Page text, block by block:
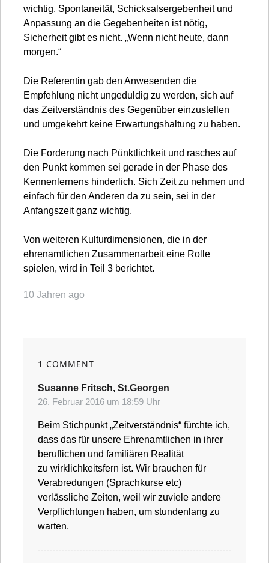
wichtig. Spontaneität, Schicksalsergebenheit und
Anpassung an die Gegebenheiten ist nötig,
Sicherheit gibt es nicht. „Wenn nicht heute, dann
morgen.“
Die Referentin gab den Anwesenden die
Empfehlung nicht ungeduldig zu werden, sich auf
das Zeitverständnis des Gegenüber einzustellen
und umgekehrt keine Erwartungshaltung zu haben.
Die Forderung nach Pünktlichkeit und rasches auf
den Punkt kommen sei gerade in der Phase des
Kennenlernens hinderlich. Sich Zeit zu nehmen und
einfach für den Anderen da zu sein, sei in der
Anfangszeit ganz wichtig.
Von weiteren Kulturdimensionen, die in der
ehrenamtlichen Zusammenarbeit eine Rolle
spielen, wird in Teil 3 berichtet.
10 Jahren ago
1 COMMENT
Susanne Fritsch, St.Georgen
26. Februar 2016 um 18:59 Uhr
Beim Stichpunkt „Zeitverständnis“ fürchte ich,
dass das für unsere Ehrenamtlichen in ihrer
beruflichen und familiären Realität
zu wirklichkeitsfern ist. Wir brauchen für
Verabredungen (Sprachkurse etc)
verlässliche Zeiten, weil wir zuviele andere
Verpflichtungen haben, um stundenlang zu
warten.